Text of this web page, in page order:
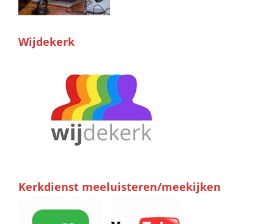
Wijdekerk
Kerkdienst meeluisteren/meekijken